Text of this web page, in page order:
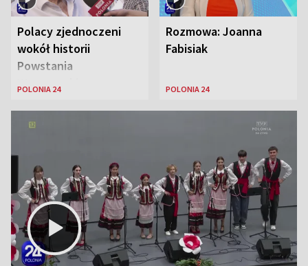
Polacy zjednoczeni
wokół historii
Powstania
Warszawskiego
POLONIA 24
Rozmowa: Joanna
Fabisiak
POLONIA 24